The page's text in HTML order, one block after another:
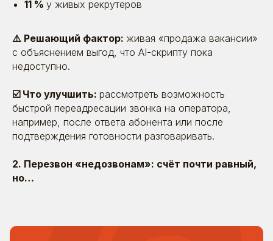
11 % у живых рекрутеров
⚠️ Решающий фактор: живая «продажа вакансии»
с объяснением выгод, что AI-скрипту пока
недоступно.
☑️ Что улучшить: рассмотреть возможность
быстрой переадресации звонка на оператора,
например, после ответа абонента или после
подтверждения готовности разговаривать.
2. Перезвон «недозвонам»: счёт почти равный,
но…